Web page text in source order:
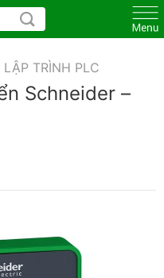
LẬP TRÌNH PLC
Schneider –